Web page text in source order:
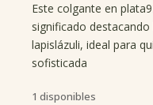
Este colgante en
significado
lapislázuli, ideal para
sofisticada
1 disponibles